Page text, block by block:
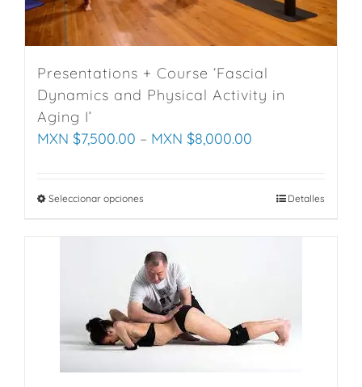
Presentations + Course ‘Fascial
Dynamics and Physical Activity in
Aging I’
MXN $7,500.00 – MXN $8,000.00
Seleccionar opciones
multiple
variants.
The
options
may
be
Detalles